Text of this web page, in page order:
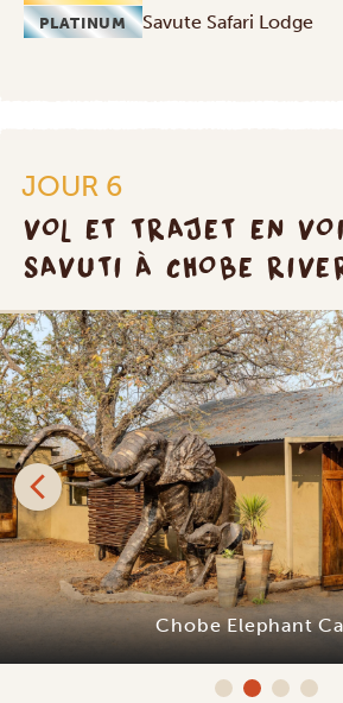
PLATINUM Savute Safari Lodge
JOUR 6
VOL ET TRAJET EN
SAVUTI À CHOBE
Chobe Elephant